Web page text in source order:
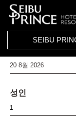
SEIBU
호텔
Select Any
체크인날짜
성인